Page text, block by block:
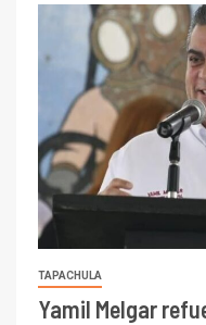
TAPACHULA
Yamil Melgar